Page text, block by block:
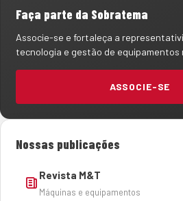
Faça parte da Sobratema
Associe-se e fortaleça a
tecnologia e gestão de equipamentos
ASSOCIE-SE
Nossas publicações
Revista M&T
Máquinas e equipamentos